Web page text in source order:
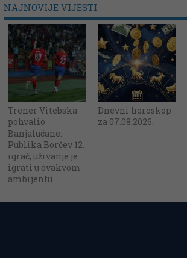
NAJNOVIJE VIJESTI
Trener Vitebska
pohvalio
Banjalučane:
Publika Borčev 12.
igrač, uživanje je
igrati u ovakvom
ambijentu
Dnevni horoskop
za 07.08.2026.